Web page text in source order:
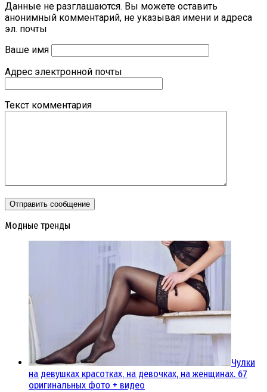
Данные не разглашаются. Вы можете оставить
анонимный комментарий, не указывая имени и адреса
эл. почты
Ваше имя
Адрес электронной почты
Текст комментария
Модные тренды
Чулки
на девушках красотках, на девочках, на женщинах. 67
оригинальных фото + видео